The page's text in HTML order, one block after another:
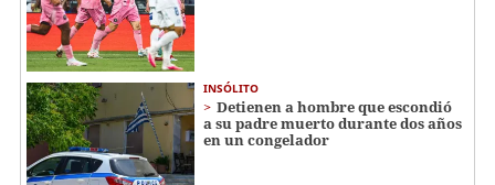
INSÓLITO
Detienen a hombre que escondió
a su padre muerto durante dos años
en un congelador